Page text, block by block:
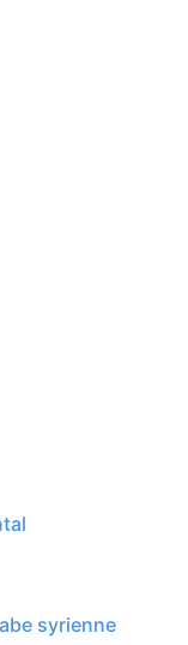
syrienne